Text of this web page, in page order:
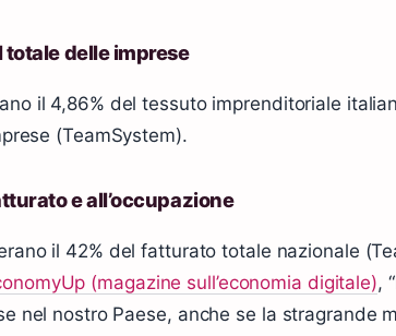
totale delle imprese
il 4,86% del tessuto imprenditoriale
(TeamSystem).
e all’occupazione
il 42% del fatturato totale nazionale
(magazine sull’economia digitale),
nel nostro Paese, anche se la stragrande